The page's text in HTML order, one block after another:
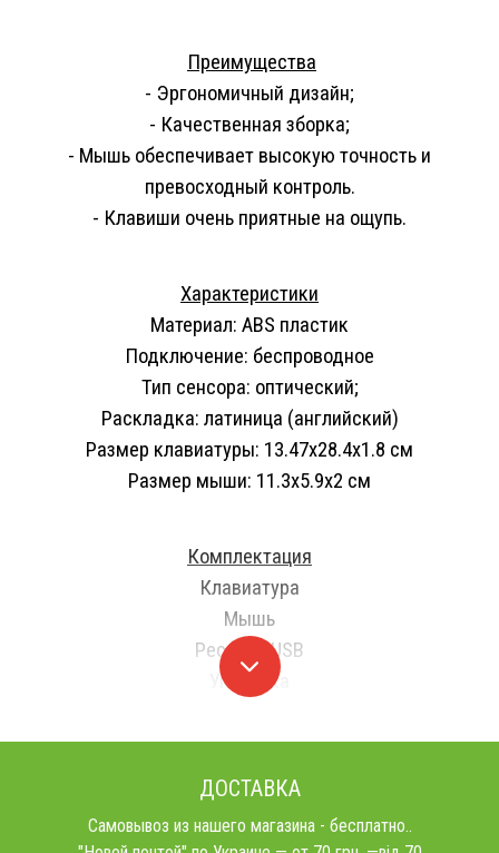
Преимущества
- Эргономичный дизайн;
- Качественная зборка;
- Мышь обеспечивает высокую точность и
превосходный контроль.
- Клавиши очень приятные на ощупь.
Характеристики
Материал: ABS пластик
Подключение: беспроводное
Тип сенсора: оптический;
Раскладка: латиница (английский)
Размер клавиатуры: 13.47х28.4х1.8 см
Размер мыши: 11.3х5.9х2 см
Комплектация
Клавиатура
Мышь
Ресивер USB
Упаковка
ДОСТАВКА
Самовывоз из нашего магазина - бесплатно..